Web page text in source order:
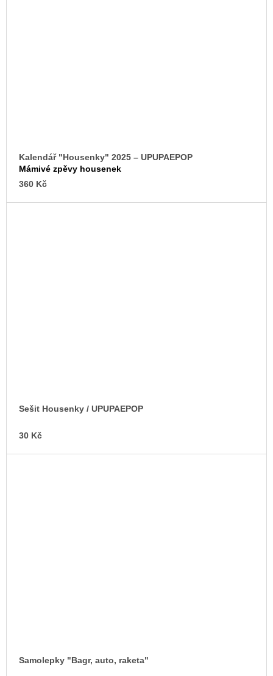
Kalendář "Housenky" 2025 – UPUPAEPOP
Mámivé zpěvy housenek
360 Kč
Sešit Housenky / UPUPAEPOP
30 Kč
Samolepky "Bagr, auto, raketa"